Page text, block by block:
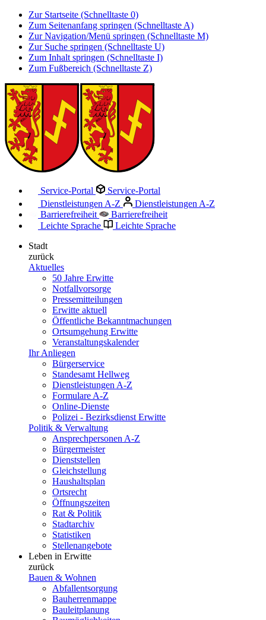
Zur Startseite (Schnelltaste 0)
Zum Seitenanfang springen (Schnelltaste A)
Zur Navigation/Menü springen (Schnelltaste M)
Zur Suche springen (Schnelltaste U)
Zum Inhalt springen (Schnelltaste I)
Zum Fußbereich (Schnelltaste Z)
Service-Portal
Service-Portal
Dienstleistungen A-Z
Dienstleistungen A-Z
Barrierefreiheit
Barrierefreiheit
Leichte Sprache
Leichte Sprache
Stadt
zurück
Aktuelles
50 Jahre Erwitte
Notfallvorsorge
Pressemitteilungen
Erwitte aktuell
Öffentliche Bekanntmachungen
Ortsumgehung Erwitte
Veranstaltungskalender
Ihr Anliegen
Bürgerservice
Standesamt Hellweg
Dienstleistungen A-Z
Formulare A-Z
Online-Dienste
Polizei - Bezirksdienst Erwitte
Politik & Verwaltung
Ansprechpersonen A-Z
Bürgermeister
Dienststellen
Gleichstellung
Haushaltsplan
Ortsrecht
Öffnungszeiten
Rat & Politik
Stadtarchiv
Statistiken
Stellenangebote
Leben in Erwitte
zurück
Bauen & Wohnen
Abfallentsorgung
Bauherrenmappe
Bauleitplanung